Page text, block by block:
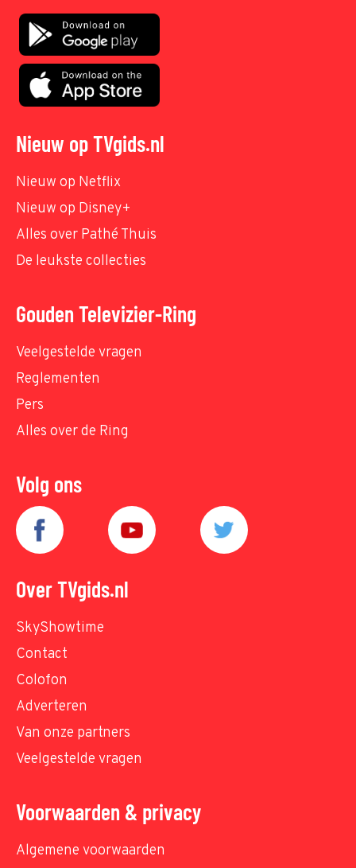
Nieuw op TVgids.nl
Nieuw op Netflix
Nieuw op Disney+
Alles over Pathé Thuis
De leukste collecties
Gouden Televizier-Ring
Veelgestelde vragen
Reglementen
Pers
Alles over de Ring
Volg ons
Over TVgids.nl
SkyShowtime
Contact
Colofon
Adverteren
Van onze partners
Veelgestelde vragen
Voorwaarden & privacy
Algemene voorwaarden